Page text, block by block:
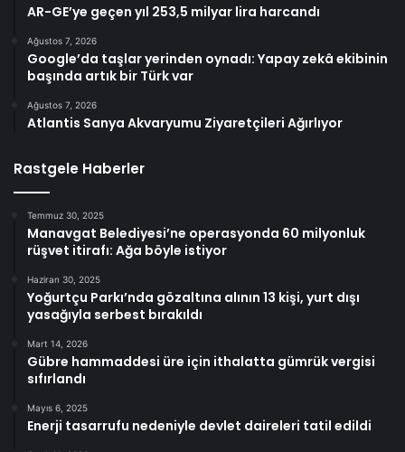
AR-GE’ye geçen yıl 253,5 milyar lira harcandı
Ağustos 7, 2026
Google’da taşlar yerinden oynadı: Yapay zekâ ekibinin
başında artık bir Türk var
Ağustos 7, 2026
Atlantis Sanya Akvaryumu Ziyaretçileri Ağırlıyor
Rastgele Haberler
Temmuz 30, 2025
Manavgat Belediyesi’ne operasyonda 60 milyonluk
rüşvet itirafı: Ağa böyle istiyor
Haziran 30, 2025
Yoğurtçu Parkı’nda gözaltına alının 13 kişi, yurt dışı
yasağıyla serbest bırakıldı
Mart 14, 2026
Gübre hammaddesi üre için ithalatta gümrük vergisi
sıfırlandı
Mayıs 6, 2025
Enerji tasarrufu nedeniyle devlet daireleri tatil edildi